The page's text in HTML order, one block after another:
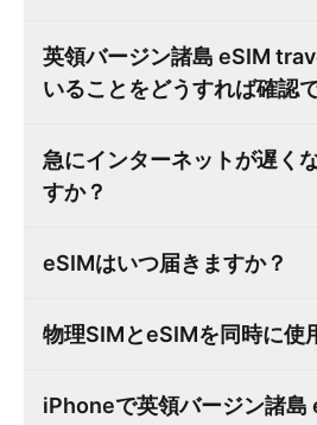
英領バージン諸島 eSIM
いることをどうすれば確認
急にインターネットが遅く
すか？
eSIMはいつ届きますか？
物理SIMとeSIMを同時に使
iPhoneで英領バージン諸島